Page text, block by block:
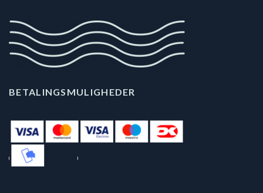
BETALINGSMULIGHEDER